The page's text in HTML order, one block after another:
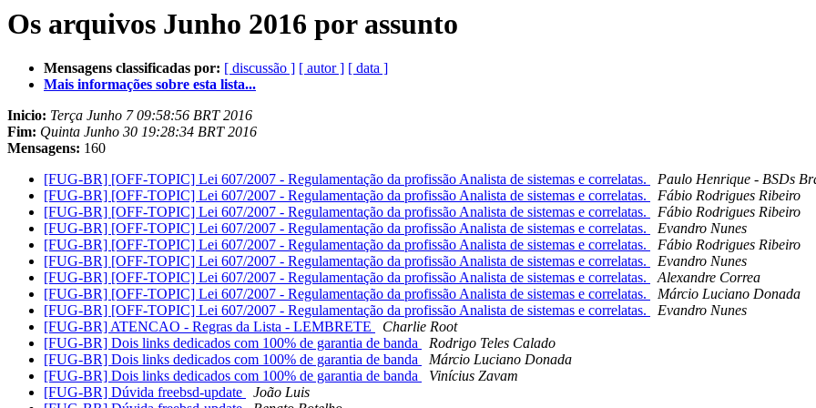
Os arquivos Junho 2016 por assunto
Mensagens classificadas por: [ discussão ] [ autor ] [ data ]
Mais informações sobre esta lista...
Inicio: Terça Junho 7 09:58:56 BRT 2016
Fim: Quinta Junho 30 19:28:34 BRT 2016
Mensagens: 160
[FUG-BR] [OFF-TOPIC] Lei 607/2007 - Regulamentação da profissão Analista de sistemas e correlatas.
Paulo Henrique - BSDs
[FUG-BR] [OFF-TOPIC] Lei 607/2007 - Regulamentação da profissão Analista de sistemas e correlatas.
Fábio Rodrigues Ribeiro
[FUG-BR] [OFF-TOPIC] Lei 607/2007 - Regulamentação da profissão Analista de sistemas e correlatas.
Fábio Rodrigues Ribeiro
[FUG-BR] [OFF-TOPIC] Lei 607/2007 - Regulamentação da profissão Analista de sistemas e correlatas.
Evandro Nunes
[FUG-BR] [OFF-TOPIC] Lei 607/2007 - Regulamentação da profissão Analista de sistemas e correlatas.
Fábio Rodrigues Ribeiro
[FUG-BR] [OFF-TOPIC] Lei 607/2007 - Regulamentação da profissão Analista de sistemas e correlatas.
Evandro Nunes
[FUG-BR] [OFF-TOPIC] Lei 607/2007 - Regulamentação da profissão Analista de sistemas e correlatas.
Alexandre Correa
[FUG-BR] [OFF-TOPIC] Lei 607/2007 - Regulamentação da profissão Analista de sistemas e correlatas.
Márcio Luciano Donada
[FUG-BR] [OFF-TOPIC] Lei 607/2007 - Regulamentação da profissão Analista de sistemas e correlatas.
Evandro Nunes
[FUG-BR] ATENCAO - Regras da Lista - LEMBRETE
Charlie Root
[FUG-BR] Dois links dedicados com 100% de garantia de banda
Rodrigo Teles Calado
[FUG-BR] Dois links dedicados com 100% de garantia de banda
Márcio Luciano Donada
[FUG-BR] Dois links dedicados com 100% de garantia de banda
Vinícius Zavam
[FUG-BR] Dúvida freebsd-update
João Luis